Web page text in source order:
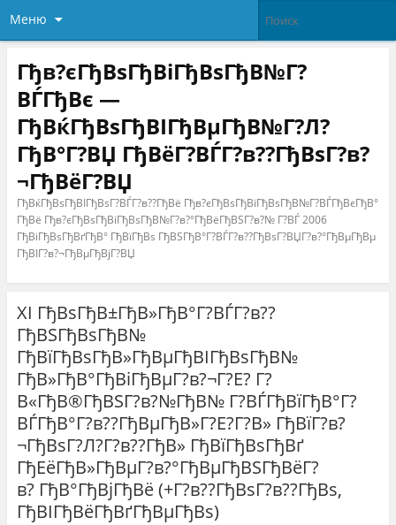
Меню
Гђв?єГђВѕГђВіГђВѕГђВ№Г?
ВЃГђВє —
ГђВќГђВѕГђВІГђВµГђВ№Г?Л?
ГђВ°Г?ВЏ ГђВёГ?ВЃГ?в??ГђВѕГ?в?
¬ГђВёГ?ВЏ
ГђВќГђВѕГђВІГђВѕГ?ВЃГ?в??ГђВё Гђв?єГђВѕГђВіГђВѕГђВ№Г?ВЃГђВєГђВ°
ГђВё Гђв?єГђВѕГђВіГђВѕГђВ№Г?в?°ГђВёГђВЅГ?в?№ Г?ВЃ 2006
ГђВіГђВѕГђВґГђВ° ГђВїГђВѕ ГђВЅГђВ°Г?ВЃГ?в??ГђВѕГ?ВЏГ?в?°ГђВµГђВµ
ГђВІГ?в?¬ГђВµГђВјГ?ВЏ
XI ГђВѕГђВ±ГђВ»ГђВ°Г?ВЃГ?в??
ГђВЅГђВѕГђВ№
ГђВїГђВѕГђВ»ГђВµГђВІГђВѕГђВ№
ГђВ»ГђВ°ГђВіГђВµГ?в?¬Г?Е? Г?
В«ГђВ®ГђВЅГ?в?№ГђВ№ Г?ВЃГђВїГђВ°Г?
ВЃГђВ°Г?в??ГђВµГђВ»Г?Е?Г?В» ГђВїГ?в?
¬ГђВѕГ?Л?Г?в??ГђВ» ГђВїГђВѕГђВґ
ГђЕёГђВ»ГђВµГ?в?°ГђВµГђВЅГђВёГ?
в? ГђВ°ГђВјГђВё (+Г?в??ГђВѕГ?в??ГђВѕ,
ГђВІГђВёГђВґГђВµГђВѕ)